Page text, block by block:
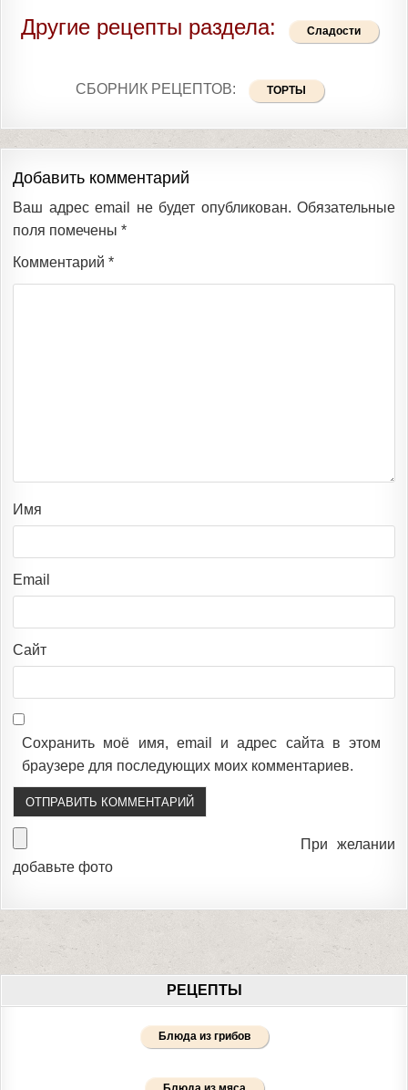
Другие рецепты раздела: Сладости
СБОРНИК РЕЦЕПТОВ: ТОРТЫ
Добавить комментарий
Ваш адрес email не будет опубликован. Обязательные
поля помечены *
Комментарий *
Имя
Email
Сайт
Сохранить моё имя, email и адрес сайта в этом
браузере для последующих моих комментариев.
При желании
добавьте фото
РЕЦЕПТЫ
Блюда из грибов